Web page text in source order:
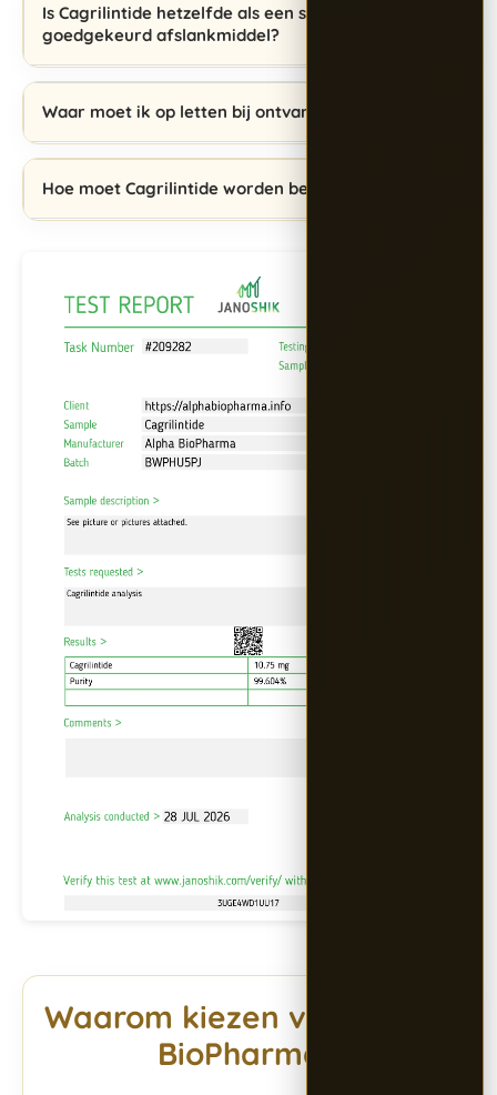
Is Cagrilintide hetzelfde als een standaard
goedgekeurd afslankmiddel?
Waar moet ik op letten bij ontvangst?
Hoe moet Cagrilintide worden bewaard?
Waarom kiezen voor Alpha
BioPharma?